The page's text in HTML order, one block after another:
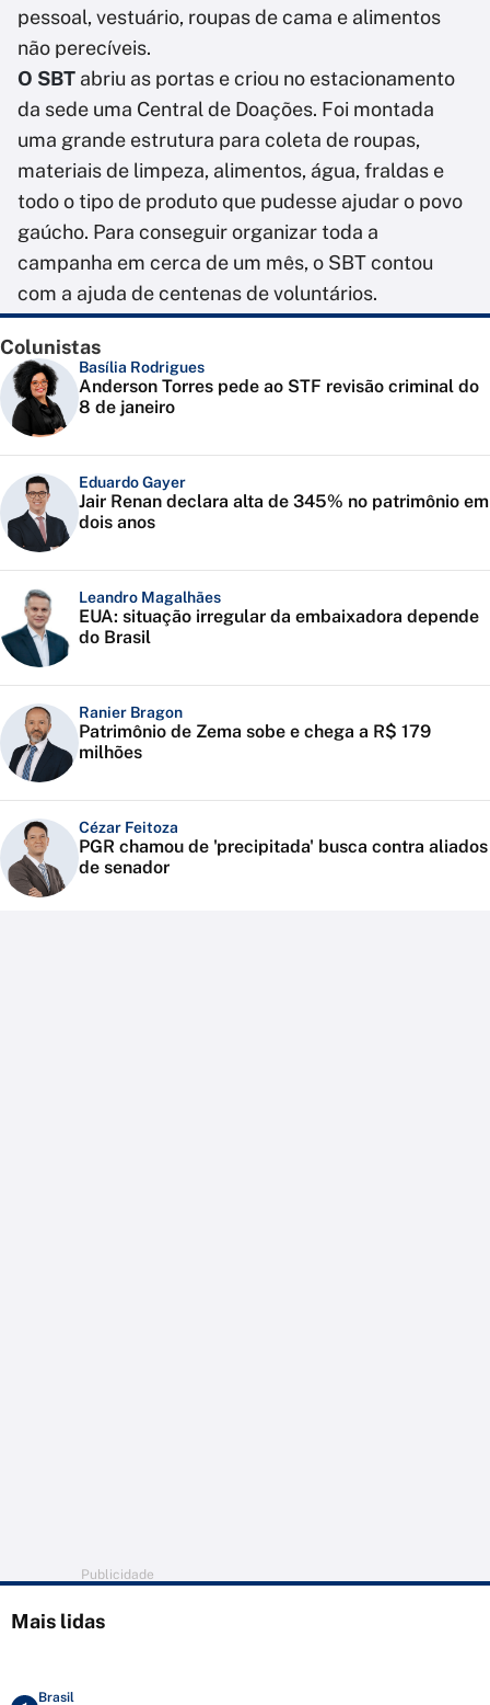
pessoal, vestuário, roupas de cama e alimentos
não perecíveis.
O SBT abriu as portas e criou no estacionamento
da sede uma Central de Doações. Foi montada
uma grande estrutura para coleta de roupas,
materiais de limpeza, alimentos, água, fraldas e
todo o tipo de produto que pudesse ajudar o povo
gaúcho. Para conseguir organizar toda a
campanha em cerca de um mês, o SBT contou
com a ajuda de centenas de voluntários.
Colunistas
Basília Rodrigues
Anderson Torres pede ao STF revisão criminal do
8 de janeiro
Eduardo Gayer
Jair Renan declara alta de 345% no patrimônio em
dois anos
Leandro Magalhães
EUA: situação irregular da embaixadora depende
do Brasil
Ranier Bragon
Patrimônio de Zema sobe e chega a R$ 179
milhões
Cézar Feitoza
PGR chamou de 'precipitada' busca contra aliados
de senador
Publicidade
Mais lidas
Brasil